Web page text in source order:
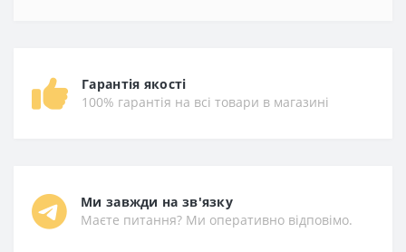
Гарантія якості
100% гарантія на всі товари в магазині
Ми завжди на зв'язку
Маєте питання? Ми оперативно відповімо.